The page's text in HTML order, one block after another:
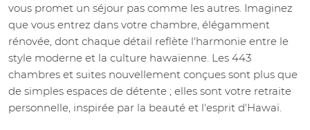
vous promet un séjour pas comme les autres. Imaginez
que vous entrez dans votre chambre, élégamment
rénovée, dont chaque détail reflète l'harmonie entre le
style moderne et la culture hawaïenne. Les 443
chambres et suites nouvellement conçues sont plus que
de simples espaces de détente ; elles sont votre retraite
personnelle, inspirée par la beauté et l'esprit d'Hawaï.